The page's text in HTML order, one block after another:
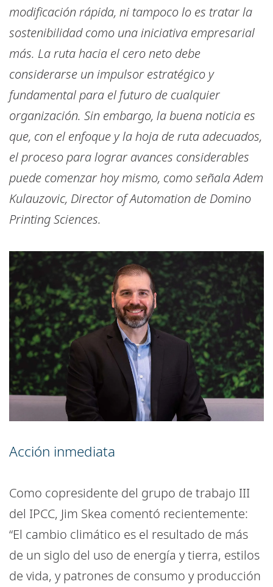
modificación rápida, ni tampoco lo es tratar la
sostenibilidad como una iniciativa empresarial
más. La ruta hacia el cero neto debe
considerarse un impulsor estratégico y
fundamental para el futuro de cualquier
organización. Sin embargo, la buena noticia es
que, con el enfoque y la hoja de ruta adecuados,
el proceso para lograr avances considerables
puede comenzar hoy mismo, como señala Adem
Kulauzovic, Director of Automation de Domino
Printing Sciences.
Acción inmediata
Como copresidente del grupo de trabajo III
del IPCC, Jim Skea comentó recientemente:
“El cambio climático es el resultado de más
de un siglo del uso de energía y tierra, estilos
de vida, y patrones de consumo y producción